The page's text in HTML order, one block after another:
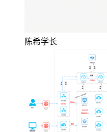
陈希学长